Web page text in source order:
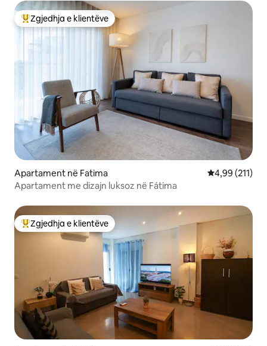
Më të mirat e zgjedhjeve të klientëve
Zgjedhja e klientëve
Apartament në Fatima Vlerësimi
4,99 (211)
Apartament me dizajn luksoz në Fátima
Më të mirat e zgjedhjeve të klientëve
Zgjedhja e klientëve